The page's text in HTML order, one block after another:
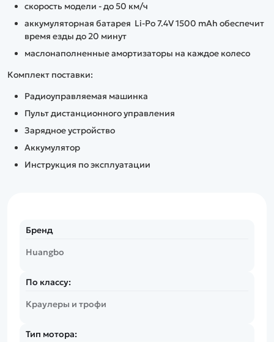
скорость модели - до 50 км/ч
аккумуляторная батарея Li-Po 7.4V 1500 mAh обеспечит
время езды до 20 минут
маслонаполненные амортизаторы на каждое колесо
Комплект поставки:
Радиоуправляемая машинка
Пульт дистанционного управления
Зарядное устройство
Аккумулятор
Инструкция по эксплуатации
Бренд
Huangbo
По классу:
Краулеры и трофи
Тип мотора: